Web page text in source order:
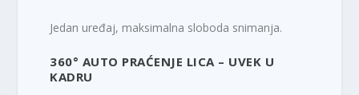
Jedan uređaj, maksimalna sloboda snimanja.
360° AUTO PRAĆENJE LICA – UVEK U
KADRU